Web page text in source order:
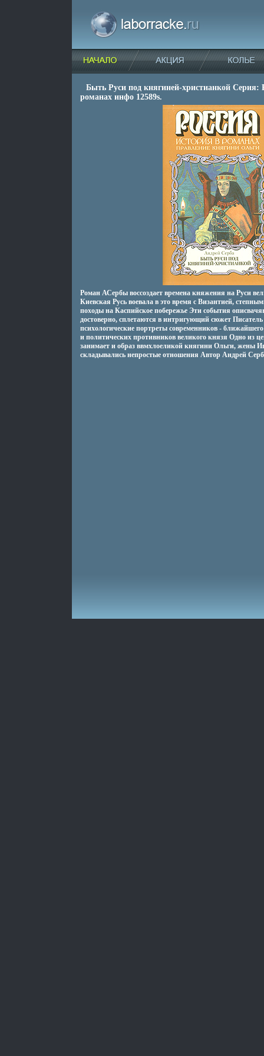
Быть Руси под княгиней-христианкой Серия:
романах инфо 12589s.
Роман АСербы воссоздает времена княжения на Руси
Киевская Русь воевала в это время с Византией,
походы на Каспийское побережье Эти события
достоверно, сплетаются в интригующий сюжет Писатель
психологические портреты современников -
и политических противников великого князя Одно из
занимает и образ ввмхлоеликой княгини Ольги, жены
складывались непростые отношения Автор Андрей